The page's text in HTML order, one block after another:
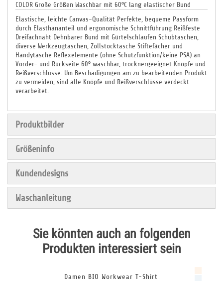
COLOR Große Größen Waschbar mit 60°C lang elastischer Bund
Elastische, leichte Canvas-Qualität Perfekte, bequeme Passform
durch Elasthananteil und ergonomische Schnittführung Reißfeste
Dreifachnaht Dehnbarer Bund mit Gürtelschlaufen Schubtaschen,
diverse Werkzeugtaschen, Zollstocktasche Stiftefächer und
Handytasche Reflexelemente (ohne Schutzfunktion/keine PSA) an
Vorder- und Rückseite 60° waschbar, trocknergeeignet Knöpfe und
Reißverschlüsse: Um Beschädigungen am zu bearbeitenden Produkt
zu vermeiden, sind alle Knöpfe und Reißverschlüsse verdeckt
verarbeitet.
Produktbilder
Größeninfo
Kundendesigns
Waschanleitung
Sie könnten auch an folgenden
Produkten interessiert sein
Damen BIO Workwear T-Shirt